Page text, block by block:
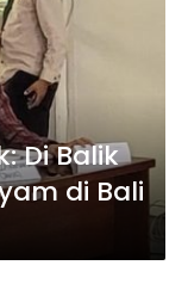
Di Balik
di Bali